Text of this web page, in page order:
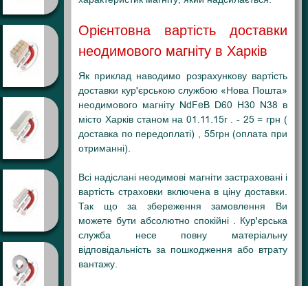
Орієнтовна вартість доставки
неодимового магніту в Харків
Як приклад наводимо розрахункову вартість
доставки кур'єрською службою «Нова Пошта»
неодимового магніту NdFeB D60 H30 N38 в
місто Харків станом на 01.11.15г . - 25 = грн (
доставка по передоплаті) , 55грн (оплата при
отриманні).
Всі надіслані неодимові магніти застраховані і
вартість страховки включена в ціну доставки.
Так що за збереження замовлення Ви
можете бути абсолютно спокійні . Кур'єрська
служба несе повну матеріальну
відповідальність за пошкодження або втрату
вантажу.